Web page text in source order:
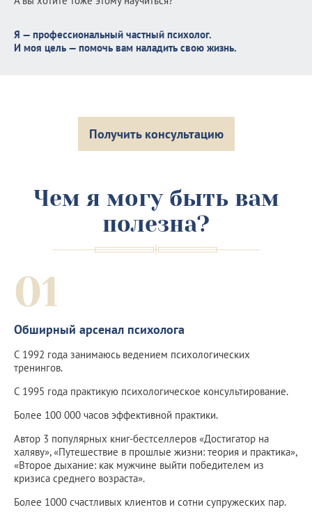
Я — профессиональный частный психолог.
И моя цель — помочь вам наладить свою жизнь.
Получить консультацию
Чем я могу быть вам
полезна?
01
Обширный арсенал психолога
С 1992 года занимаюсь ведением психологических
тренингов.
С 1995 года практикую психологическое консультирование.
Более 100 000 часов эффективной практики.
Автор 3 популярных книг-бестселлеров «Достигатор на
халяву», «Путешествие в прошлые жизни: теория и практика»,
«Второе дыхание: как мужчине выйти победителем из
кризиса среднего возраста».
Более 1000 счастливых клиентов и сотни супружеских пар.